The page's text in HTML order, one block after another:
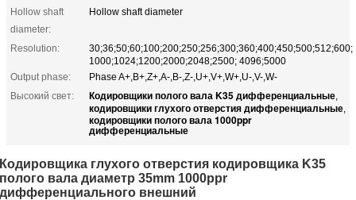
Hollow shaft
diameter:
Hollow shaft diameter
Resolution:
30;36;50;60;100;200;250;256;300;360;400;450;500;512;600;
1000;1024;1200;2000;2048;2500; 4096;5000
Output phase:
Phase A+,B+,Z+,A-,B-,Z-,U+,V+,W+,U-,V-,W-
Высокий свет:
Кодировщики полого вала K35 дифференциальные,
кодировщики глухого отверстия дифференциальные,
кодировщики полого вала 1000ppr
дифференциальные
глухого отверстия кодировщика K35
вала диаметр 35mm 1000ppr
внешний